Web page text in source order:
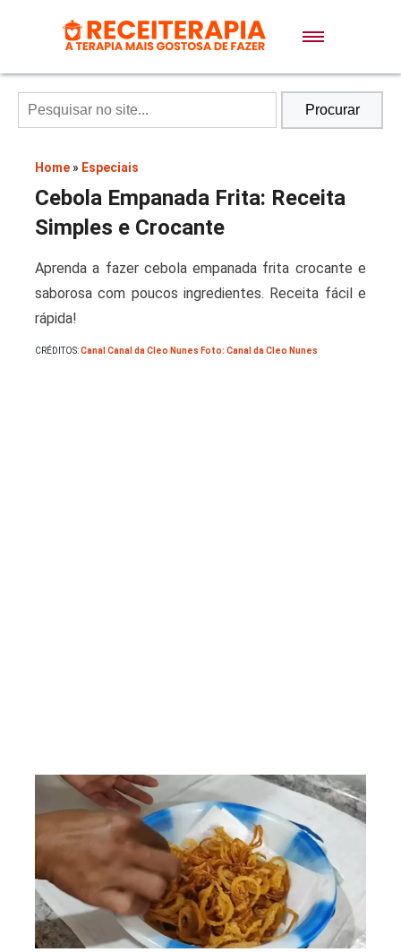
Doces e Sobremesas
Air Fryer
Lanches
Bolos
Procurar
Home » Especiais
Cebola Empanada Frita: Receita
Simples e Crocante
Aprenda a fazer cebola empanada frita crocante e
saborosa com poucos ingredientes. Receita fácil e
rápida!
CRÉDITOS:Canal Canal da Cleo Nunes Foto: Canal da Cleo Nunes